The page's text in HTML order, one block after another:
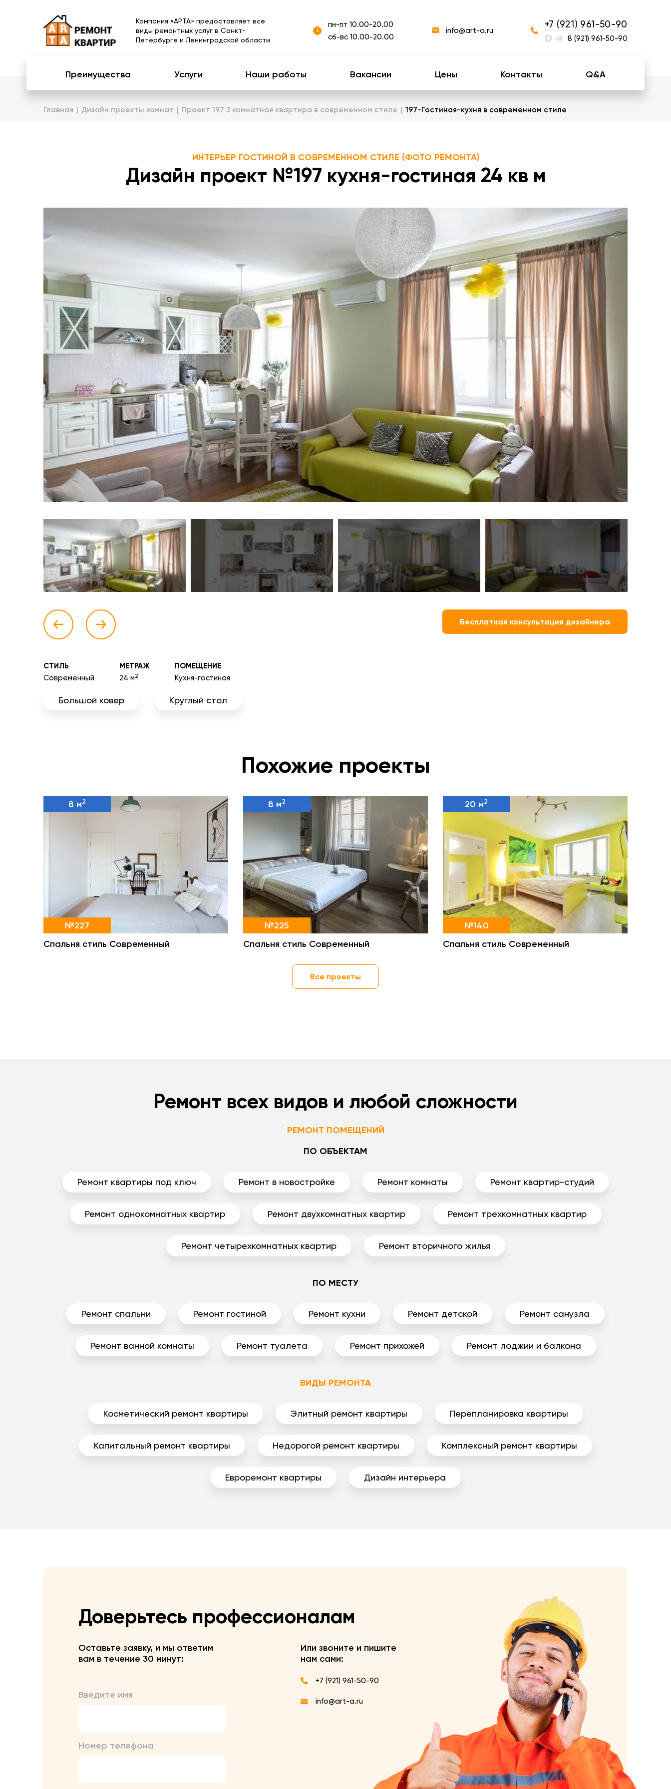
Компания «АРТА» предоставляет все
виды ремонтных услуг в Санкт-
Петербурге и Ленинградской области
пн-пт 10.00-20.00
сб-вс 10.00-20.00
info@art-a.ru
+7 (921) 961-50-90
8 (921) 961-50-90
Преимущества Услуги Наши работы Вакансии Цены Контакты Q&A
Главная Дизайн проекты комнат Проект 197 2 комнатная квартира в современном стиле 197-Гостиная-кухня в современном стиле
ИНТЕРЬЕР ГОСТИНОЙ В СОВРЕМЕННОМ СТИЛЕ (ФОТО РЕМОНТА)
Дизайн проект №197 кухня-гостиная 24 кв м
Бесплатная консультация дизайнера
СТИЛЬ
Современный
МЕТРАЖ
24 м2
ПОМЕЩЕНИЕ
Кухня-гостиная
Большой ковер Круглый стол
Похожие проекты
8 м2
№227
Спальня стиль Современный
8 м2
№225
Спальня стиль Современный
20 м2
№140
Спальня стиль Современный
Все проекты
Ремонт всех видов и любой сложности
РЕМОНТ ПОМЕЩЕНИЙ
ПО ОБЪЕКТАМ
Ремонт квартиры под ключ Ремонт в новостройке Ремонт комнаты Ремонт квартир-студий
Ремонт однокомнатных квартир Ремонт двухкомнатных квартир Ремонт трехкомнатных квартир
Ремонт четырехкомнатных квартир Ремонт вторичного жилья
ПО МЕСТУ
Ремонт спальни Ремонт гостиной Ремонт кухни Ремонт детской Ремонт санузла
Ремонт ванной комнаты Ремонт туалета Ремонт прихожей Ремонт лоджии и балкона
ВИДЫ РЕМОНТА
Косметический ремонт квартиры Элитный ремонт квартиры Перепланировка квартиры
Капитальный ремонт квартиры Недорогой ремонт квартиры Комплексный ремонт квартиры
Евроремонт квартиры Дизайн интерьера
Доверьтесь профессионалам
Оставьте заявку, и мы ответим
вам в течение 30 минут:
Введите имя
Номер телефона
Или звоните и пишите
нам сами:
+7 (921) 961-50-90
info@art-a.ru